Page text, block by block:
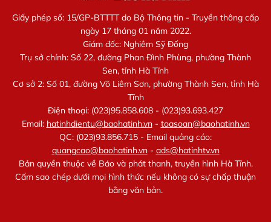
Giấy phép số: 15/GP-BTTTT do Bộ Thông tin - Truyền thông cấp
ngày 17 tháng 01 năm 2022.
Giám đốc: Nghiêm Sỹ Đống
Trụ sở chính: Số 22, đường Phan Đình Phùng, phường Thành
Sen, tỉnh Hà Tĩnh
Cơ sở 2: Số 01, đường Võ Liêm Sơn, phường Thành Sen, tỉnh Hà
Tĩnh
Điện thoại: (023)95.858.608 - (023)93.693.427
Email: hatinhdientu@baohatinh.vn- toasoan@baohatinh.vn
QC: (023)93.856.715 - Email quảng cáo:
quangcao@baohatinh.vn- ads@hatinhtv.vn
Bản quyền thuộc về Báo và phát thanh, truyền hình Hà Tĩnh.
Cấm sao chép dưới mọi hình thức nếu không có sự chấp thuận
bằng văn bản.